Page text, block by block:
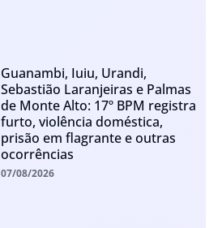
Guanambi, Iuiu, Urandi,
Sebastião Laranjeiras e Palmas
de Monte Alto: 17º BPM registra
furto, violência doméstica,
prisão em flagrante e outras
ocorrências
07/08/2026